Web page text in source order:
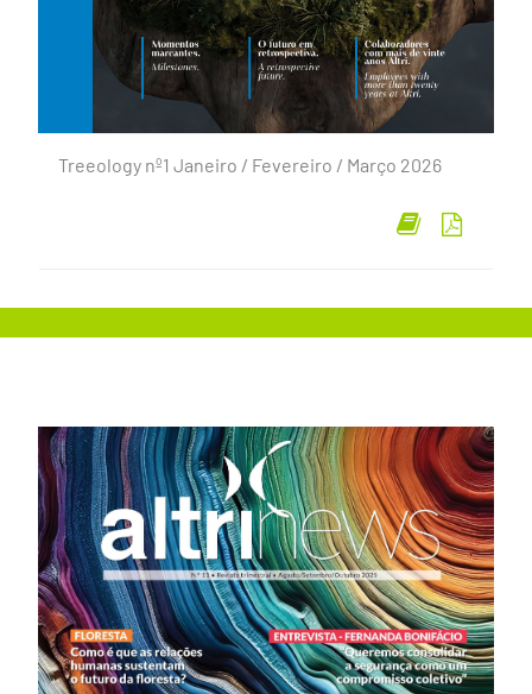
Treeology nº1 Janeiro / Fevereiro / Março 2026